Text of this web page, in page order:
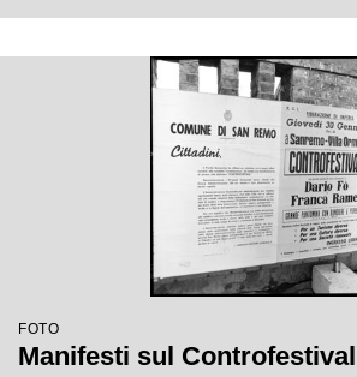
FOTO
Manifesti sul